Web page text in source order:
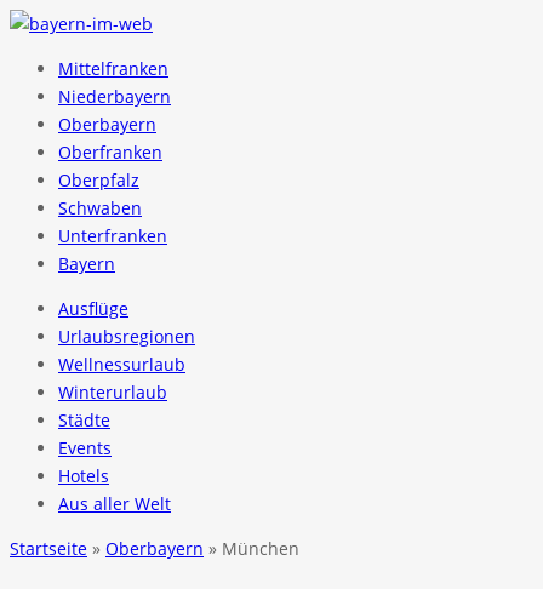
Mittelfranken
Niederbayern
Oberbayern
Oberfranken
Oberpfalz
Schwaben
Unterfranken
Bayern
Ausflüge
Urlaubsregionen
Wellnessurlaub
Winterurlaub
Städte
Events
Hotels
Aus aller Welt
Startseite » Oberbayern » München